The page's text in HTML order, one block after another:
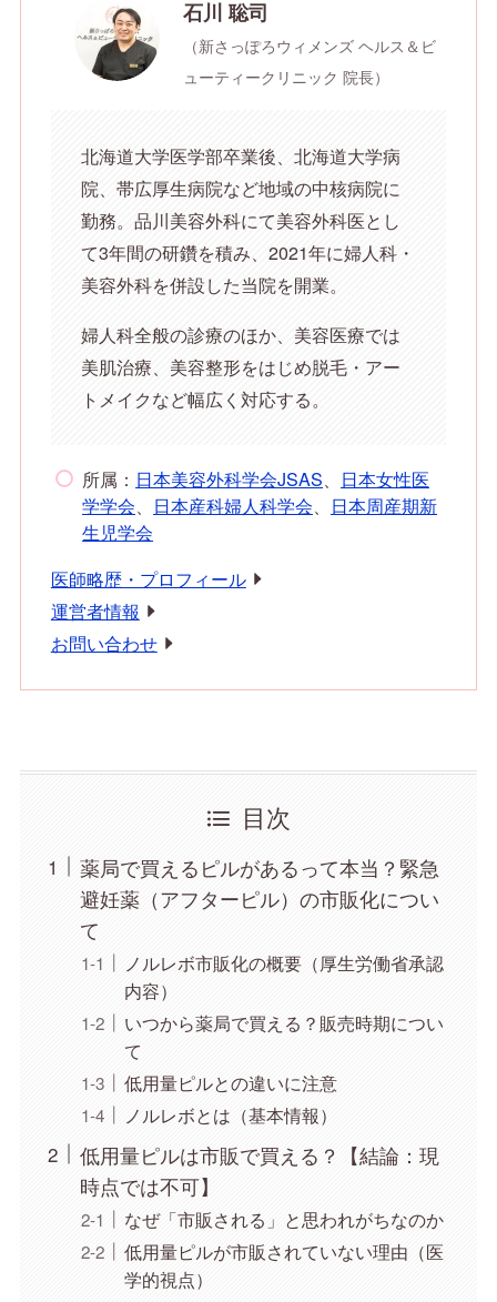
石川 聡司
（新さっぽろウィメンズ ヘルス＆ビ
ューティークリニック 院長）
北海道大学医学部卒業後、北海道大学病
院、帯広厚生病院など地域の中核病院に
勤務。品川美容外科にて美容外科医とし
て3年間の研鑽を積み、2021年に婦人科・
美容外科を併設した当院を開業。
婦人科全般の診療のほか、美容医療では
美肌治療、美容整形をはじめ脱毛・アー
トメイクなど幅広く対応する。
所属： 日本美容外科学会JSAS、 日本女性医
学学会、 日本産科婦人科学会、 日本周産期新
生児学会
医師略歴・プロフィール
運営者情報
お問い合わせ
目次
薬局で買えるピルがあるって本当？緊急
避妊薬（アフターピル）の市販化につい
て
ノルレボ市販化の概要（厚生労働省承認
内容）
いつから薬局で買える？販売時期につい
て
低用量ピルとの違いに注意
ノルレボとは（基本情報）
低用量ピルは市販で買える？【結論：現
時点では不可】
なぜ「市販される」と思われがちなのか
低用量ピルが市販されていない理由（医
学的視点）